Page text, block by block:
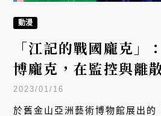
動漫
「江記的戰國龐克」
博龐克，在監控與離
要
2023/01/16
於舊金山亞洲藝術博物館展出的